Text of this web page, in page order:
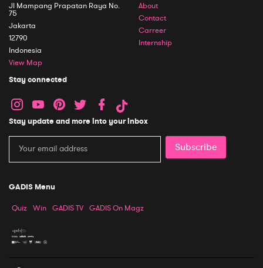
Jl Mampang Prapatan Raya No.
75
Jakarta
12790
Indonesia
View Map
About
Contact
Carreer
Internship
Stay connected
Stay update and more into your inbox
Subscribe
GADIS Menu
Quiz Win GADIS TV GADIS On Magz